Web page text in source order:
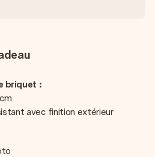
briquet :
avec finition extérieur